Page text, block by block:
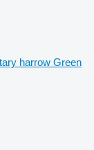
harrow Green